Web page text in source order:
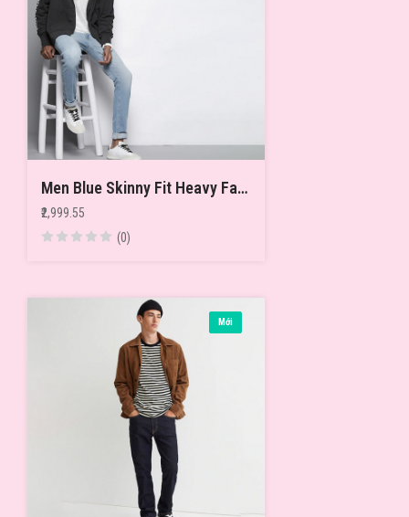
Men Blue Skinny Fit Heavy Fade Stretchable Jeans
₹2,999.55
(0)
Mới